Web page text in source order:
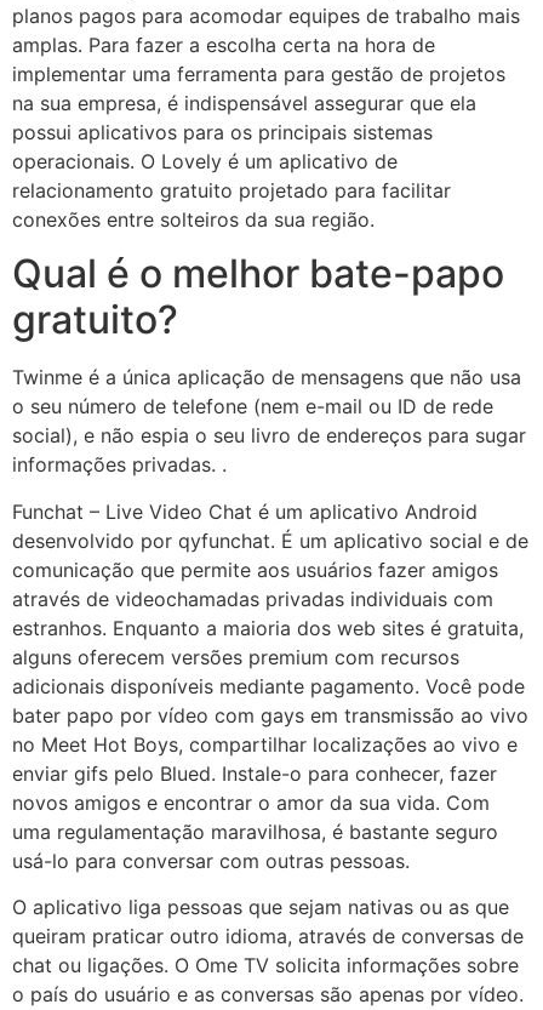
planos pagos para acomodar equipes de trabalho mais
amplas. Para fazer a escolha certa na hora de
implementar uma ferramenta para gestão de projetos
na sua empresa, é indispensável assegurar que ela
possui aplicativos para os principais sistemas
operacionais. O Lovely é um aplicativo de
relacionamento gratuito projetado para facilitar
conexões entre solteiros da sua região.
Qual é o melhor bate-papo
gratuito?
Twinme é a única aplicação de mensagens que não usa
o seu número de telefone (nem e-mail ou ID de rede
social), e não espia o seu livro de endereços para sugar
informações privadas. .
Funchat – Live Video Chat é um aplicativo Android
desenvolvido por qyfunchat. É um aplicativo social e de
comunicação que permite aos usuários fazer amigos
através de videochamadas privadas individuais com
estranhos. Enquanto a maioria dos web sites é gratuita,
alguns oferecem versões premium com recursos
adicionais disponíveis mediante pagamento. Você pode
bater papo por vídeo com gays em transmissão ao vivo
no Meet Hot Boys, compartilhar localizações ao vivo e
enviar gifs pelo Blued. Instale-o para conhecer, fazer
novos amigos e encontrar o amor da sua vida. Com
uma regulamentação maravilhosa, é bastante seguro
usá-lo para conversar com outras pessoas.
O aplicativo liga pessoas que sejam nativas ou as que
queiram praticar outro idioma, através de conversas de
chat ou ligações. O Ome TV solicita informações sobre
o país do usuário e as conversas são apenas por vídeo.